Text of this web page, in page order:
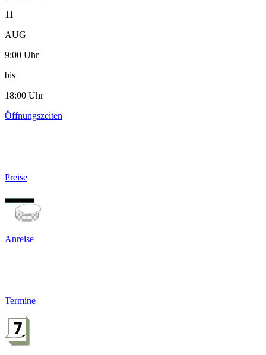
11
AUG
9:00 Uhr
bis
18:00 Uhr
Öffnungszeiten
Preise
Anreise
Termine